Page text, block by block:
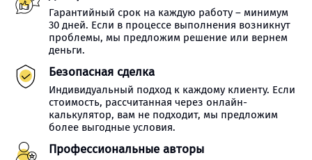
Гарантийный срок на каждую работу – минимум
30 дней. Если в процессе выполнения возникнут
проблемы, мы предложим решение или вернем
деньги.
Безопасная сделка
Индивидуальный подход к каждому клиенту. Если
стоимость, рассчитанная через онлайн-
калькулятор, вам не подходит, мы предложим
более выгодные условия.
Профессиональные авторы